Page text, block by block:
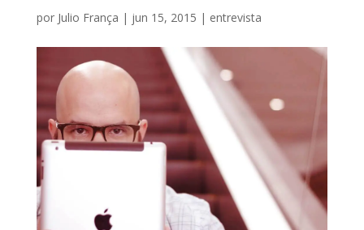
por Julio França | jun 15, 2015 | entrevista